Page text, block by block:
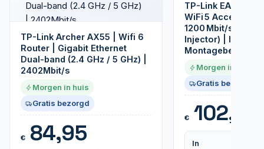
TP-Link Archer AX55 | Wifi 6
Router | Gigabit Ethernet
Dual-band (2.4 GHz / 5 GHz) |
2402Mbit/s
Morgen in huis
Gratis bezorgd
€84,95
TP-Link EAP225
WiFi 5 Access
1200 Mbit/s | PoE
Injector) |
Montagebeugel
Morgen in huis
Gratis bezorgd
€102,99
In